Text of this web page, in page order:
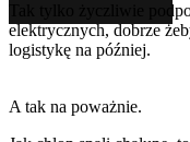
Tak tylko życzliwie
elektrycznych, dobrze
logistykę na później.
A tak na poważnie.